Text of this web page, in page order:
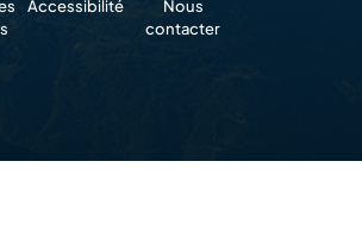
Accessibilité
Nous
contacter